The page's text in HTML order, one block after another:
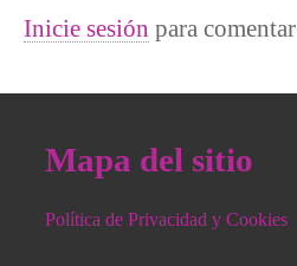
Inicie sesión para comentar
Mapa del sitio
Política de Privacidad y Cookies